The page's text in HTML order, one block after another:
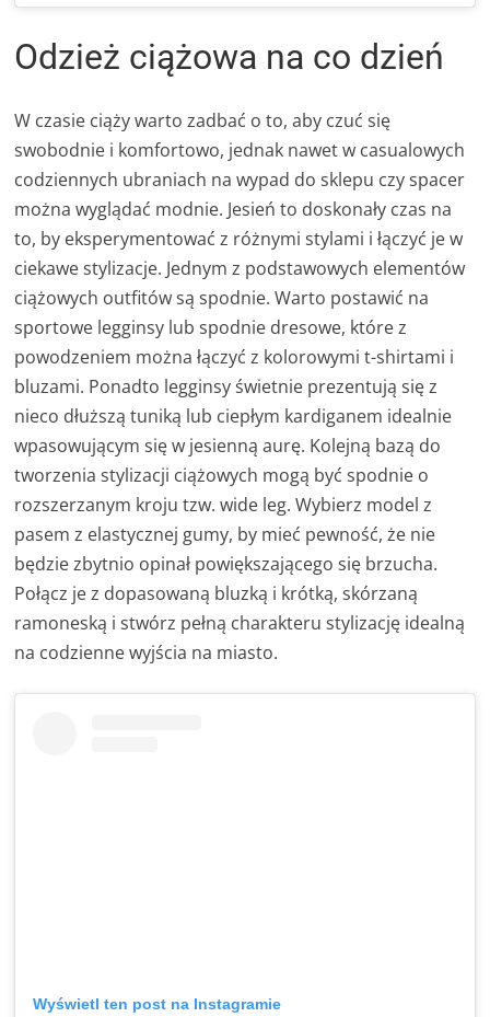
Odzież ciążowa na co dzień
W czasie ciąży warto zadbać o to, aby czuć się
swobodnie i komfortowo, jednak nawet w casualowych
codziennych ubraniach na wypad do sklepu czy spacer
można wyglądać modnie. Jesień to doskonały czas na
to, by eksperymentować z różnymi stylami i łączyć je w
ciekawe stylizacje. Jednym z podstawowych elementów
ciążowych outfitów są spodnie. Warto postawić na
sportowe legginsy lub spodnie dresowe, które z
powodzeniem można łączyć z kolorowymi t-shirtami i
bluzami. Ponadto legginsy świetnie prezentują się z
nieco dłuższą tuniką lub ciepłym kardiganem idealnie
wpasowującym się w jesienną aurę. Kolejną bazą do
tworzenia stylizacji ciążowych mogą być spodnie o
rozszerzanym kroju tzw. wide leg. Wybierz model z
pasem z elastycznej gumy, by mieć pewność, że nie
będzie zbytnio opinał powiększającego się brzucha.
Połącz je z dopasowaną bluzką i krótką, skórzaną
ramoneską i stwórz pełną charakteru stylizację idealną
na codzienne wyjścia na miasto.
Wyświetl ten post na Instagramie